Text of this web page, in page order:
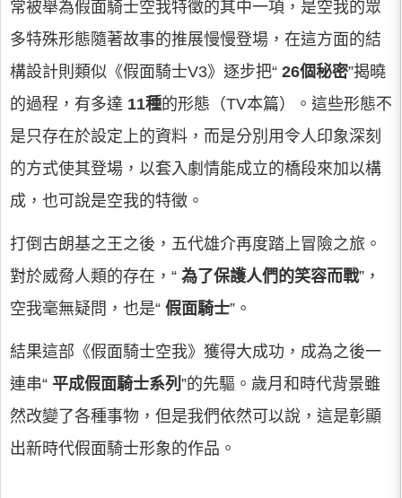
常被舉為假面騎士空我特徵的其中一項，是空我的眾
多特殊形態隨著故事的推展慢慢登場，在這方面的結
構設計則類似《假面騎士V3》逐步把“ 26個秘密”揭曉
的過程，有多達 11種的形態（TV本篇）。這些形態不
是只存在於設定上的資料，而是分別用令人印象深刻
的方式使其登場，以套入劇情能成立的橋段來加以構
成，也可說是空我的特徵。
打倒古朗基之王之後，五代雄介再度踏上冒險之旅。
對於威脅人類的存在，“ 為了保護人們的笑容而戰”，
空我毫無疑問，也是“ 假面騎士”。
結果這部《假面騎士空我》獲得大成功，成為之後一
連串“ 平成假面騎士系列 ”的先驅。歲月和時代背景雖
然改變了各種事物，但是我們依然可以說，這是彰顯
出新時代假面騎士形象的作品。